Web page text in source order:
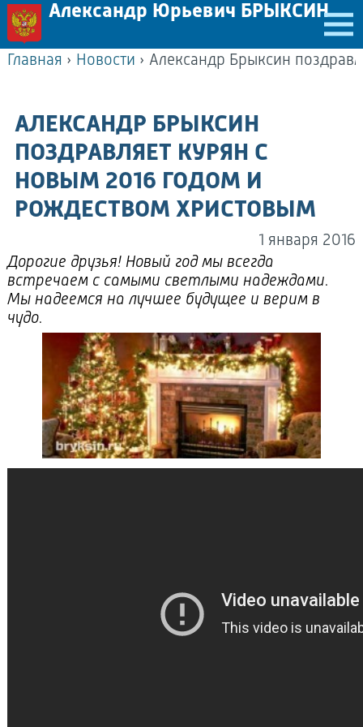
Александр Юрьевич БРЫКСИН
Главная › Новости ›
АЛЕКСАНДР БРЫКСИН
ПОЗДРАВЛЯЕТ КУРЯН С
НОВЫМ 2016 ГОДОМ И
РОЖДЕСТВОМ ХРИСТОВЫМ
1 января 2016
Дорогие друзья! Новый год мы всегда
встречаем с самыми светлыми надеждами.
Мы надеемся на лучшее будущее и верим в
чудо.